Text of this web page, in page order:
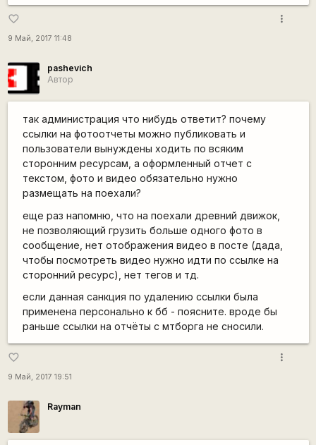
favorite_border
9 Май, 2017 11:48
more_vert
pashevich
Автор
так администрация что нибудь ответит? почему
ссылки на фотоотчеты можно публиковать и
пользователи вынуждены ходить по всяким
сторонним ресурсам, а оформленный отчет с
текстом, фото и видео обязательно нужно
размещать на поехали?
еще раз напомню, что на поехали древний движок,
не позволяющий грузить больше одного фото в
сообщение, нет отображения видео в посте (дада,
чтобы посмотреть видео нужно идти по ссылке на
сторонний ресурс), нет тегов и тд.
если данная санкция по удалению ссылки была
применена персонально к бб - поясните. вроде бы
раньше ссылки на отчёты с мтборга не сносили.
favorite_border
9 Май, 2017 19:51
more_vert
Rаyman